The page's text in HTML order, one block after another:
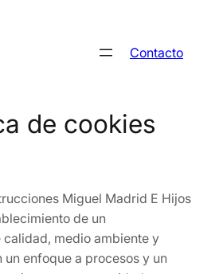
Contacto
de cookies
Miguel Madrid E Hijos
de un
medio ambiente y
enfoque a procesos y un